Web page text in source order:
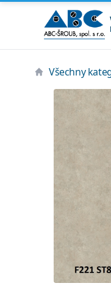
ABC ŠROUB,
Všechny